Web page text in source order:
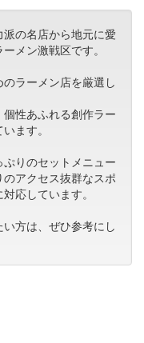
の名店から地元に愛
メン激戦区です。
ラーメン店を厳選し
性あふれる創作ラー
ます。
りのセットメニュー
アクセス抜群なスポ
応しています。
方は、ぜひ参考にし